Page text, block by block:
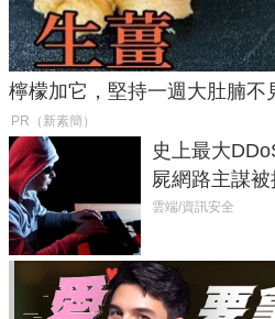
檸檬加它，堅持一週大肚腩不
PR（新素簡）
史上最大
屍網路主謀
癱瘓全球！
雲端/資訊安全